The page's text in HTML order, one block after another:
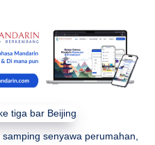
senyawa perumahan,